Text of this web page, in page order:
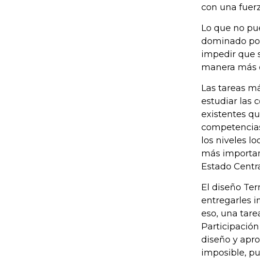
con una
Lo que no
dominado
impedir que
manera más
Las tareas
estudiar las
existentes
los niveles
más
Estado
El diseño
entregarles
eso, una
Participación
diseño y
imposible,